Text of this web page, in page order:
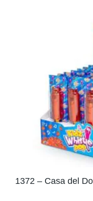
1372 – Casa del